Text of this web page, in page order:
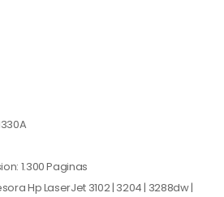
1.300 Paginas
Hp LaserJet 3102 | 3204 | 3288dw |